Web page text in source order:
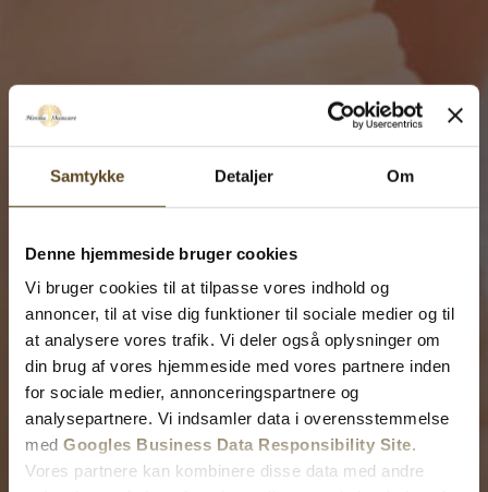
Samtykke Detaljer Om
Denne hjemmeside bruger cookies
Vi bruger cookies til at tilpasse vores indhold og
annoncer, til at vise dig funktioner til sociale medier og til
at analysere vores trafik. Vi deler også oplysninger om
din brug af vores hjemmeside med vores partnere inden
for sociale medier, annonceringspartnere og
analysepartnere. Vi indsamler data i overensstemmelse
med Googles Business Data Responsibility Site.
Vores partnere kan kombinere disse data med andre